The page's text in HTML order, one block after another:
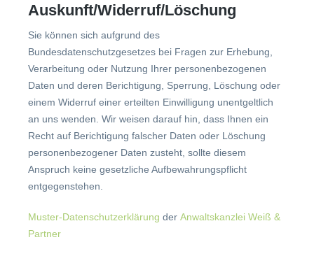
Auskunft/Widerruf/Löschung
Sie können sich aufgrund des
Bundesdatenschutzgesetzes bei Fragen zur Erhebung,
Verarbeitung oder Nutzung Ihrer personenbezogenen
Daten und deren Berichtigung, Sperrung, Löschung oder
einem Widerruf einer erteilten Einwilligung unentgeltlich
an uns wenden. Wir weisen darauf hin, dass Ihnen ein
Recht auf Berichtigung falscher Daten oder Löschung
personenbezogener Daten zusteht, sollte diesem
Anspruch keine gesetzliche Aufbewahrungspflicht
entgegenstehen.
Muster-Datenschutzerklärung der Anwaltskanzlei Weiß &
Partner